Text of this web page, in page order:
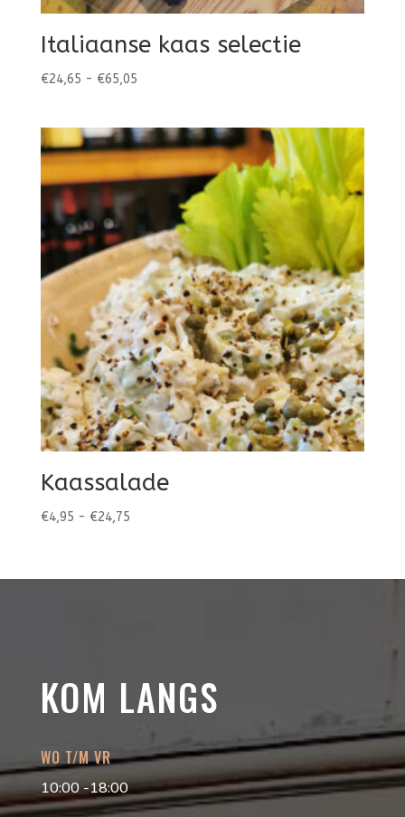
Italiaanse kaas selectie
€24,65 - €65,05Prijsklasse:
€65,05
Kaassalade
€4,95 - €24,75Prijsklasse:
€24,75
KOM LANGS
WO T/M VR
10:00 -18:00